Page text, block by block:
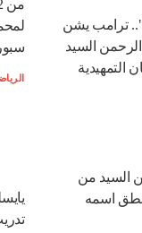
ترامب يشن
السيد
التمهيدية
سبور
السيد من
اسمه